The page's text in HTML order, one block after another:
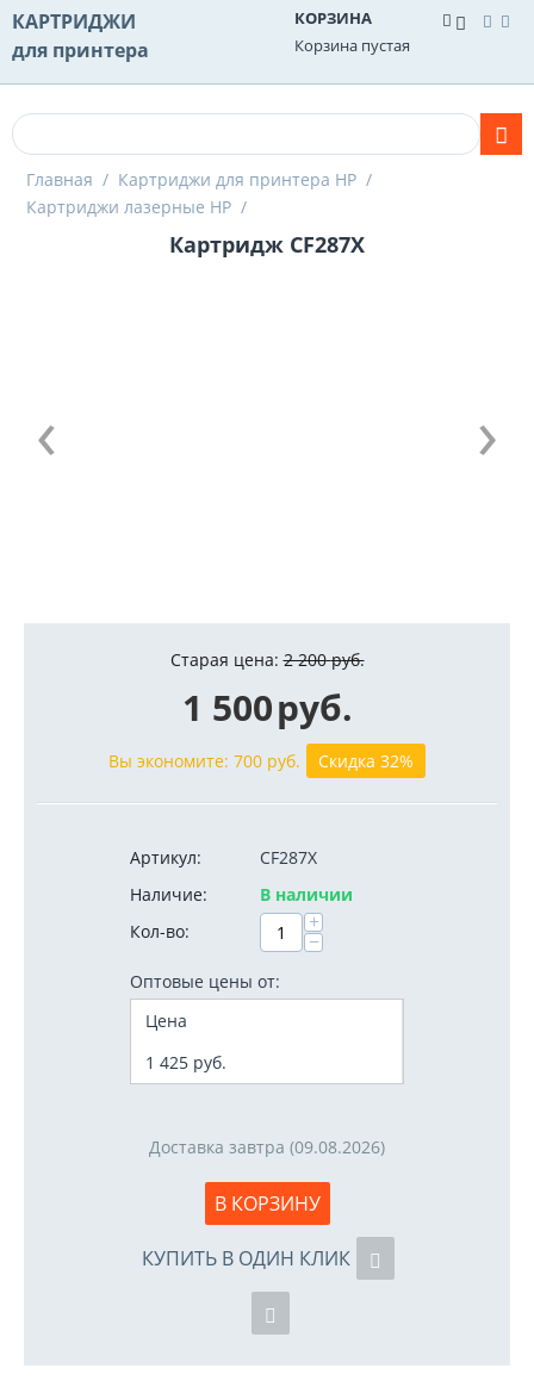
КАРТРИДЖИ
для принтера
КОРЗИНА
Корзина пустая
Главная / Картриджи для принтера HP /
Картриджи лазерные HP /
Картридж CF287X
Старая цена: 2 200 руб.
1 500руб.
Вы экономите: 700 руб. Скидка 32%
Артикул:
CF287X
Наличие:
В наличии
Кол-во:
+
−
Оптовые цены от:
Цена
1 425 руб.
Доставка завтра (09.08.2026)
В КОРЗИНУ
КУПИТЬ В ОДИН КЛИК